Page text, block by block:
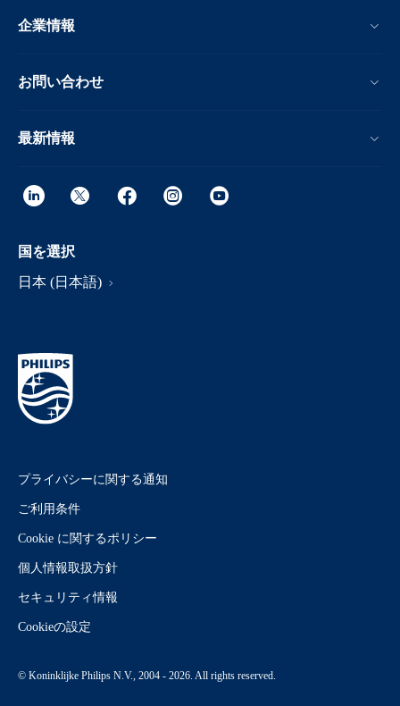
企業情報
お問い合わせ
最新情報
国を選択
日本 (日本語)
プライバシーに関する通知
ご利用条件
Cookie に関するポリシー
個人情報取扱方針
セキュリティ情報
Cookieの設定
© Koninklijke Philips N.V., 2004 - 2026. All rights reserved.